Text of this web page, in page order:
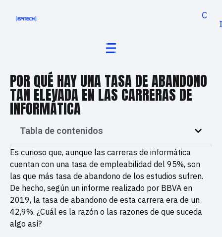
POR QUÉ HAY UNA TASA DE ABANDONO
TAN ELEVADA EN LAS CARRERAS DE
INFORMÁTICA
Tabla de contenidos
Es curioso que, aunque las carreras de informática
cuentan con una tasa de empleabilidad del 95%, son
las que más tasa de abandono de los estudios sufren.
De hecho, según un informe realizado por BBVA en
2019, la tasa de abandono de esta carrera era de un
42,9%. ¿Cuál es la razón o las razones de que suceda
algo así?